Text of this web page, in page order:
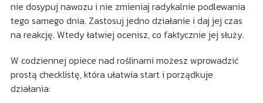
nie dosypuj nawozu i nie zmieniaj radykalnie podlewania
tego samego dnia. Zastosuj jedno działanie i daj jej czas
na reakcję. Wtedy łatwiej ocenisz, co faktycznie jej służy.
W codziennej opiece nad roślinami możesz wprowadzić
prostą checklistę, która ułatwia start i porządkuje
działania: